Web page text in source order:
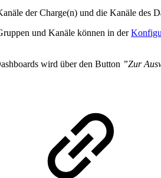
der Charge(n) und die Kanäle des
und Kanäle können in der
wird über den Button ”Zur